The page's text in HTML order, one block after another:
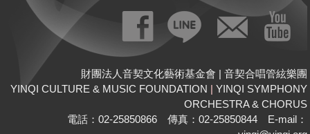
財團法人音契文化藝術基金會 | 音契合唱管絃樂團
YINQI CULTURE & MUSIC FOUNDATION | YINQI SYMPHONY
ORCHESTRA & CHORUS
電話：02-25850866 傳真：02-25850844 E-mail：